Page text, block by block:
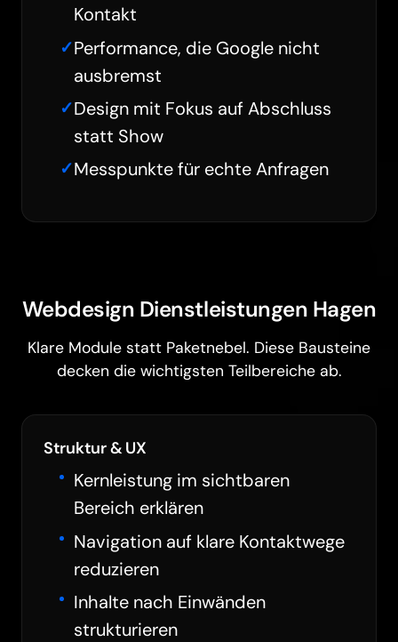
Kontakt
Performance, die Google nicht
ausbremst
Design mit Fokus auf Abschluss
statt Show
Messpunkte für echte Anfragen
Webdesign Dienstleistungen Hagen
Klare Module statt Paketnebel. Diese Bausteine
decken die wichtigsten Teilbereiche ab.
Struktur & UX
Kernleistung im sichtbaren
Bereich erklären
Navigation auf klare Kontaktwege
reduzieren
Inhalte nach Einwänden
strukturieren